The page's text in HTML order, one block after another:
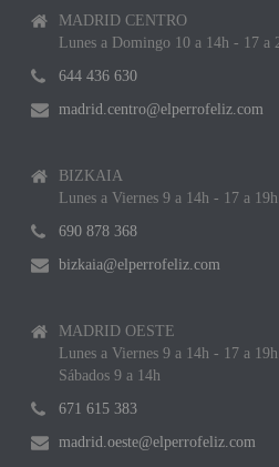
MADRID CENTRO
Lunes a Domingo 10 a 14h - 17 a
644 436 630
madrid.centro@elperrofeliz.com
BIZKAIA
Lunes a Viernes 9 a 14h - 17 a
690 878 368
bizkaia@elperrofeliz.com
MADRID OESTE
Lunes a Viernes 9 a 14h - 17 a 19h
Sábados 9 a 14h
671 615 383
madrid.oeste@elperrofeliz.com